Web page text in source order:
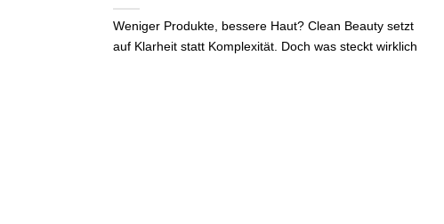
Weniger Produkte, bessere Haut? Clean Beauty setzt
auf Klarheit statt Komplexität. Doch was steckt wirklich